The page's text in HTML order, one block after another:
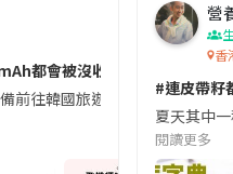
都會被沒收😱出發前切記檢查
備前往韓國旅遊的民眾，近期
營
香
#連皮帶籽
夏天其中
閱讀更多